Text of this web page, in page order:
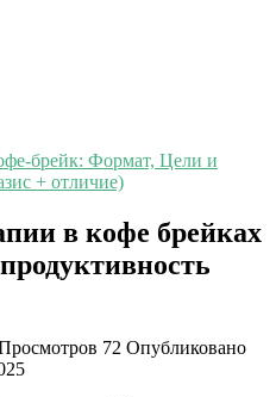
брейк: Формат, Цели и
+ отличие)
в кофе брейках
72 Опубликовано